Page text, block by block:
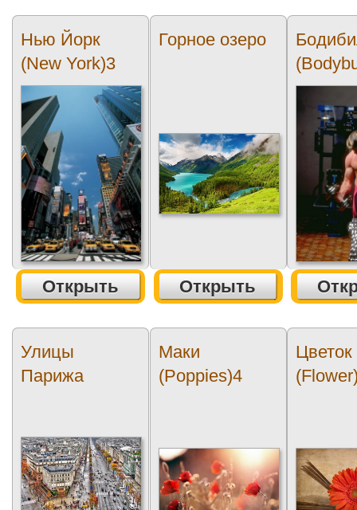
Нью Йорк
(New York)3
Открыть
Горное озеро
Открыть
Улицы
Парижа
Маки
(Poppies)4
Цветок